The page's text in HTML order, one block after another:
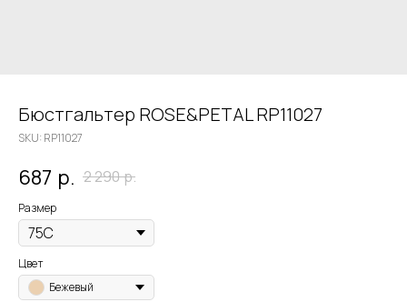
Бюстгальтер ROSE&PETAL RP11027
SKU: RP11027
687 р. 2 290р.
Размер
Цвет
Бежевый